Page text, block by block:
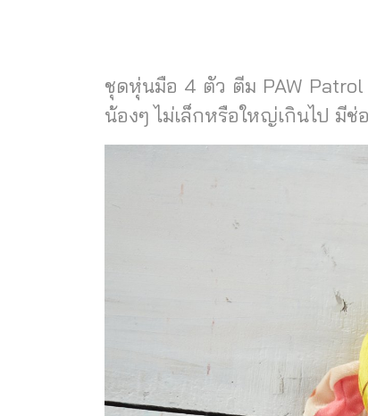
ชุดหุ่นมือ 4 ตัว ตีม PAW
น้องๆ ไม่เล็กหรือใหญ่เกินไป มี